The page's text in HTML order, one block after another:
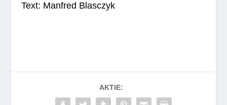
Text: Man­fred Blasczyk
AKTIE: